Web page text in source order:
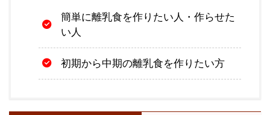
簡単に離乳食を作りたい人・作らせた
い人
初期から中期の離乳食を作りたい方